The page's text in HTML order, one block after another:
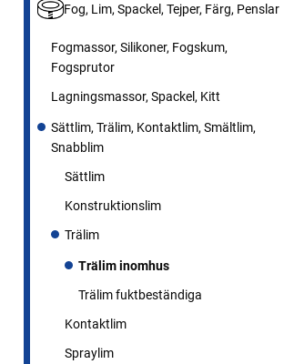
Fog, Lim, Spackel, Tejper, Färg, Penslar
Fogmassor, Silikoner, Fogskum,
Fogsprutor
Lagningsmassor, Spackel, Kitt
Sättlim, Trälim, Kontaktlim, Smältlim,
Snabblim
Sättlim
Konstruktionslim
Trälim
Trälim inomhus
Trälim fuktbeständiga
Kontaktlim
Spraylim